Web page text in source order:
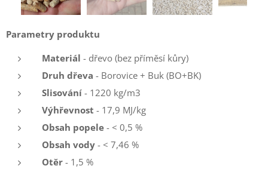
Parametry produktu
Materiál - dřevo (bez příměsí kůry)
Druh dřeva - Borovice + Buk (BO+BK)
Slisování - 1220 kg/m3
Výhřevnost - 17,9 MJ/kg
Obsah popele - < 0,5 %
Obsah vody - < 7,46 %
Otěr - 1,5 %